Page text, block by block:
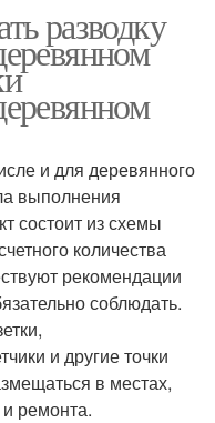
Дом под гипсокартон
разводку
и для деревянного
выполнения
состоит из схемы
количества
рекомендации
соблюдать.
и другие точки
в местах,
ремонта.